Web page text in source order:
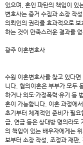
있으며, 혼인 파탄의 책임이 있
변호사는 증거 수집과 소장 작
의뢰인의 권리를 효과적으로
하는 것이 만족스러운 결과를
광주 이혼변호사
수원 이혼변호사를 찾고 있다면
니다. 협의이혼은 부부가 모두
하거나 외도·가정폭력·유기 등
혼이 가능합니다. 이혼 과정에
초기부터 체계적인 준비가 필
금, 연금 등은 상대방 명의라도
의 책임이 있는 배우자에게는
보부터 소장 작성, 조정과 재판,